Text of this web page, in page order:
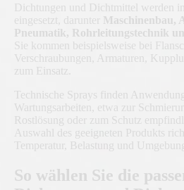
Dichtungen und Dichtmittel werden
eingesetzt, darunter
Maschinenbau,
Pneumatik, Rohrleitungstechnik
Sie kommen beispielsweise bei
Verschraubungen, Armaturen,
zum Einsatz.
Technische Sprays finden
Wartungsarbeiten, etwa zur
Rostlösung oder zum Schutz
Auswahl des geeigneten Produkts
Temperatur, Belastung und
So wählen Sie die